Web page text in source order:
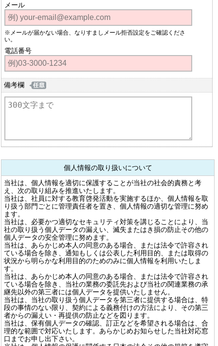
メール
※メールが届かない場合、なりすましメール拒否設定をご確認くださ
い。
電話番号
備考欄
個人情報の取り扱いについて
当社は、個人情報を適切に保護することが当社の社会的責務と考
え、次の取り組みを推進いたします。
当社は、社員に対する教育啓発活動を実施するほか、個人情報を取
り扱う部門ごとに管理責任者を置き、個人情報の適切な管理に努め
ます。
当社は、必要かつ適切なセキュリティ対策を講じることにより、当
社の取り扱う個人データの漏えい、滅失またはき損の防止その他の
個人データの安全管理に努めます。
当社は、あらかじめ本人の同意のある場合、または法令で許容され
ている場合を除き、通知もしくは公表した利用目的、または取得の
状況から明らかな利用目的のためのみに個人情報を利用いたしま
す。
当社は、あらかじめ本人の同意のある場合、または法令で許容され
ている場合を除き、当社の業務の委託先および当社の関連業務の承
継先以外の第三者には個人データを提供いたしません。
当社は、当社の取り扱う個人データを第三者に提供する場合は、特
段の事情のない限り、契約による義務付けの方法により、その第三
者からの漏えい・再提供の防止などを図ります。
当社は、保有個人データの確認、訂正などを希望される場合は、合
理的な範囲で対応いたします。あらかじめお知らせした当社対応窓
口までお申し出下さい。